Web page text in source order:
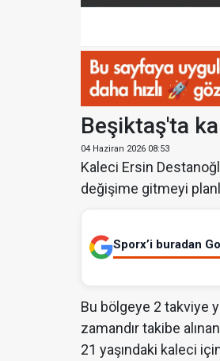
Beşiktaş'ta
04 Haziran 2026 08:53
Kaleci Ersin
değişime gitmeyi
Sporx’i buradan
Bu bölgeye 2 takviye
zamandır takibe
21 yaşındaki kaleci